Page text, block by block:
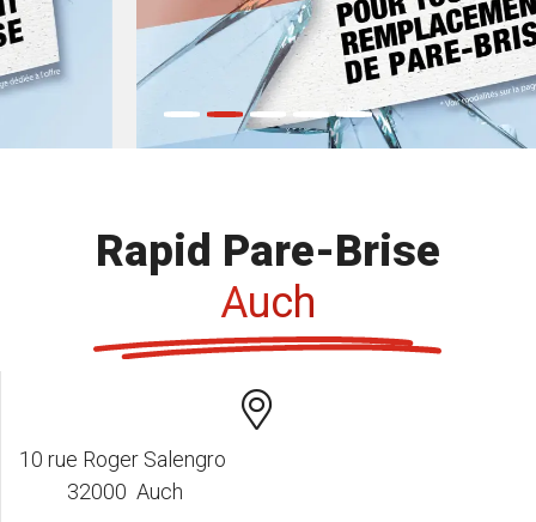
Rapid Pare-Brise
Auch
10 rue Roger Salengro
32000 Auch